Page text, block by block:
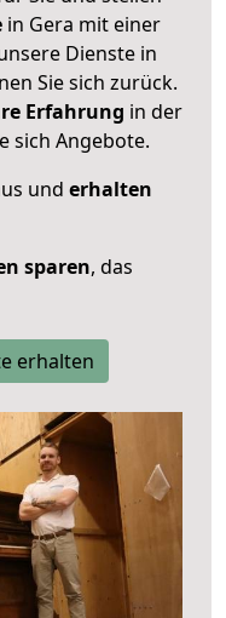
in Gera mit einer
Dienste in
Sie sich zurück.
Erfahrung in der
sich Angebote.
und erhalten
sparen, das
erhalten